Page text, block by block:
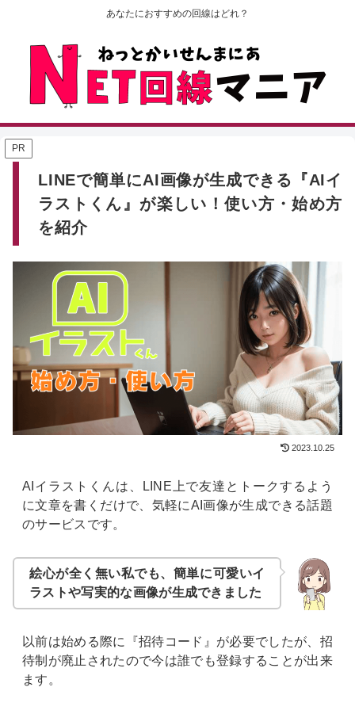
あなたにおすすめの回線はどれ？
PR
LINEで簡単にAI画像が生成できる『AIイ
ラストくん』が楽しい！使い方・始め方
を紹介
2023.10.25
AIイラストくんは、LINE上で友達とトークするよう
に文章を書くだけで、気軽にAI画像が生成できる話題
のサービスです。
絵心が全く無い私でも、簡単に可愛いイ
ラストや写実的な画像が生成できました
以前は始める際に『招待コード』が必要でしたが、招
待制が廃止されたので今は誰でも登録することが出来
ます。